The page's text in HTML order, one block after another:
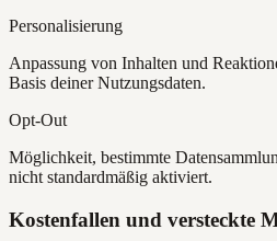
Personalisierung
Anpassung von Inhalten und
Basis deiner Nutzungsdaten.
Opt-Out
Möglichkeit, bestimmte
nicht standardmäßig aktiviert.
Kostenfallen und versteckte